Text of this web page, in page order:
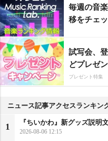
毎週の音
移をチェ
試写会、
どプレゼ
プレゼント特集
ニュース記事アクセスランキン
1
『ちいかわ』新グッズ説明
2026-08-06 12:15